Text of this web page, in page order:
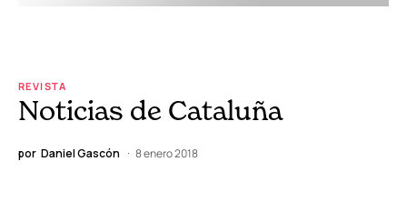
REVISTA
Noticias de Cataluña
por Daniel Gascón 8 enero 2018